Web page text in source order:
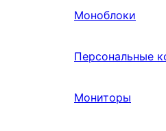
Моноблоки
Персональные
Мониторы